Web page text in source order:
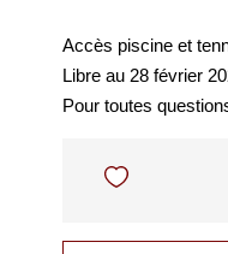
Accès piscine et
Libre au 28 février
Pour toutes